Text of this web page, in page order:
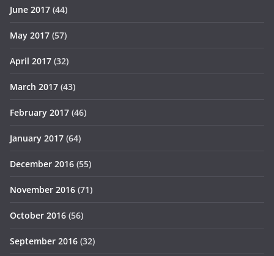
June 2017 (44)
May 2017 (57)
April 2017 (32)
March 2017 (43)
February 2017 (46)
January 2017 (64)
December 2016 (55)
November 2016 (71)
October 2016 (56)
September 2016 (32)